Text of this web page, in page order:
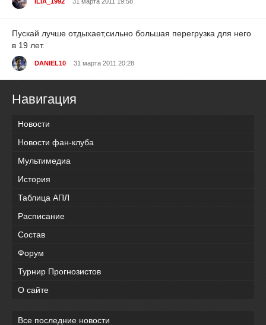
ILIA_1992 31 марта 2011 19:58
Пускай лучше отдыхает,сильно большая перегрузка для него
в 19 лет.
DANIEL10 31 марта 2011 20:28
Навигация
Новости
Новости фан-клуба
Мультимедиа
История
Таблица АПЛ
Расписание
Состав
Форум
Турнир Прогнозистов
О сайте
Все последние новости